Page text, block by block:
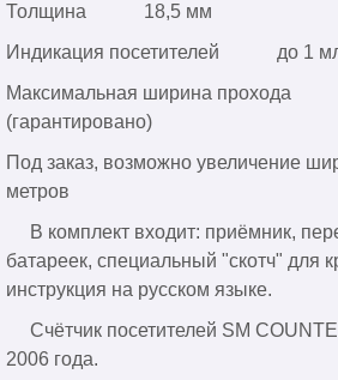
Толщина 18,5 мм
Индикация посетителей до 1
Максимальная ширина прохода
(гарантировано)
Под заказ, возможно увеличение
метров
В комплект входит: приёмник,
батареек, специальный "скотч" для
инструкция на русском языке.
Счётчик посетителей SM
2006 года.